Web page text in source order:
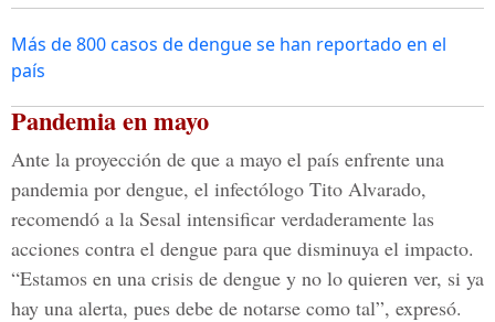
Más de 800 casos de dengue se han reportado en el
país
Pandemia en mayo
Ante la proyección de que a mayo el país enfrente una
pandemia por dengue, el infectólogo Tito Alvarado,
recomendó a la Sesal intensificar verdaderamente las
acciones contra el dengue para que disminuya el impacto.
“Estamos en una crisis de dengue y no lo quieren ver, si ya
hay una alerta, pues debe de notarse como tal”, expresó.